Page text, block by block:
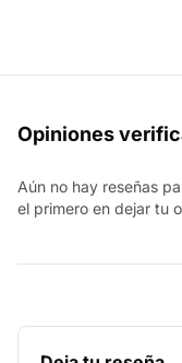
Opiniones
Aún no hay reseñas
el primero en dejar tu